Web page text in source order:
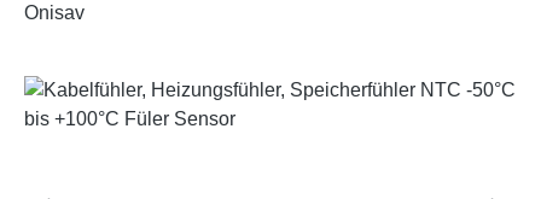
Onisav
Bildergalerie überspringen